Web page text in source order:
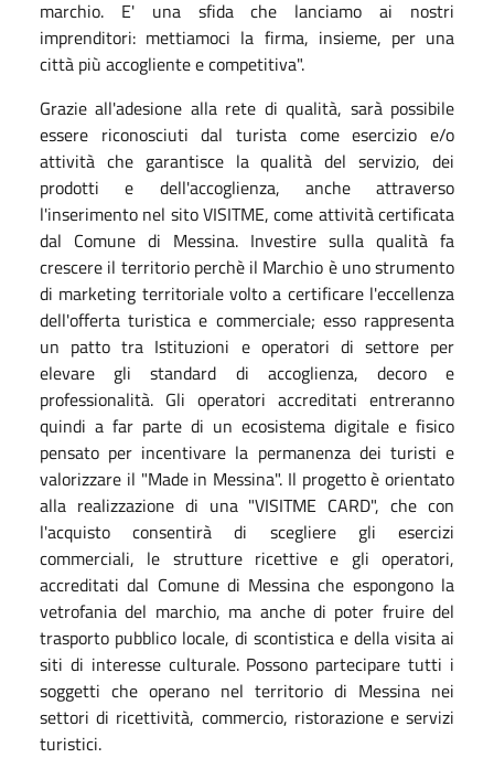
marchio. E' una sfida che lanciamo ai nostri
imprenditori: mettiamoci la firma, insieme, per una
città più accogliente e competitiva".
Grazie all'adesione alla rete di qualità, sarà possibile
essere riconosciuti dal turista come esercizio e/o
attività che garantisce la qualità del servizio, dei
prodotti e dell'accoglienza, anche attraverso
l'inserimento nel sito VISITME, come attività certificata
dal Comune di Messina. Investire sulla qualità fa
crescere il territorio perchè il Marchio è uno strumento
di marketing territoriale volto a certificare l'eccellenza
dell'offerta turistica e commerciale; esso rappresenta
un patto tra Istituzioni e operatori di settore per
elevare gli standard di accoglienza, decoro e
professionalità. Gli operatori accreditati entreranno
quindi a far parte di un ecosistema digitale e fisico
pensato per incentivare la permanenza dei turisti e
valorizzare il "Made in Messina". Il progetto è orientato
alla realizzazione di una "VISITME CARD", che con
l'acquisto consentirà di scegliere gli esercizi
commerciali, le strutture ricettive e gli operatori,
accreditati dal Comune di Messina che espongono la
vetrofania del marchio, ma anche di poter fruire del
trasporto pubblico locale, di scontistica e della visita ai
siti di interesse culturale. Possono partecipare tutti i
soggetti che operano nel territorio di Messina nei
settori di ricettività, commercio, ristorazione e servizi
turistici.